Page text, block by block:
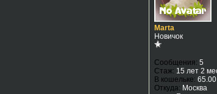
Marta
Новичок
Сообщения: 5
Стаж: 15 лет 2
В кошельке:
Откуда: Москва